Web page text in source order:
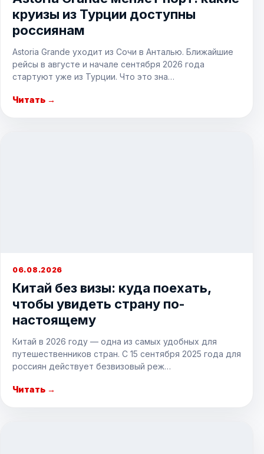
круизы из Турции доступны
россиянам
Astoria Grande уходит из Сочи в Анталью. Ближайшие
рейсы в августе и начале сентября 2026 года
стартуют уже из Турции. Что это зна…
Читать →
06.08.2026
Китай без визы: куда поехать,
чтобы увидеть страну по-
настоящему
Китай в 2026 году — одна из самых удобных для
путешественников стран. С 15 сентября 2025 года для
россиян действует безвизовый реж…
Читать →